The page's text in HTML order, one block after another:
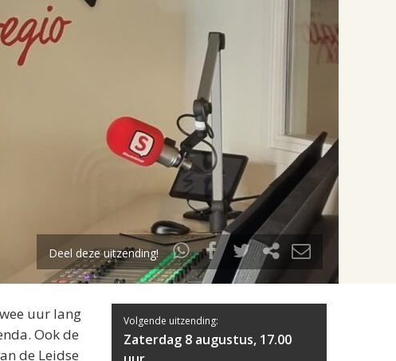
Volgend uur
Deel deze uitzending!
uur lang
Ook de
de Leidse
Volgende uitzending:
Zaterdag 8 augustus, 17.00